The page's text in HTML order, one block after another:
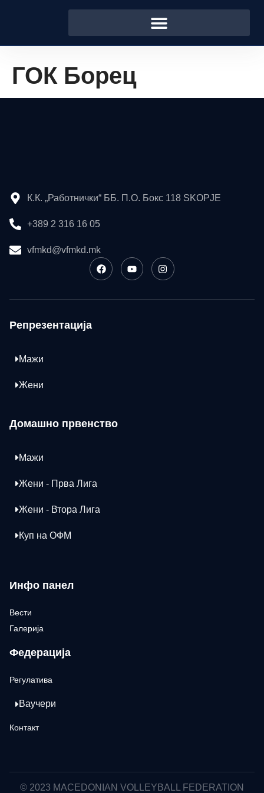
ГОК Борец
К.К. „Работнички“ ББ. П.О. Бокс 118 SKOPJE
+389 2 316 16 05
vfmkd@vfmkd.mk
Репрезентација
Мажи
Жени
Домашно првенство
Мажи
Жени - Прва Лига
Жени - Втора Лига
Куп на ОФМ
Инфо панел
Вести
Галерија
Федерација
Регулатива
Ваучери
Контакт
© 2023 MACEDONIAN VOLLEYBALL FEDERATION